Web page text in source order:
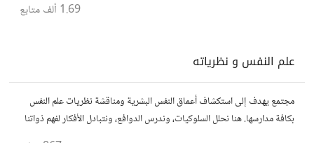
1.69 ألف متابع
علم النفس و نظرياته
مجتمع يهدف إلى استكشاف أعماق النفس البشرية ومناقشة نظريات علم النفس
بكافة مدارسها. هنا نحلل السلوكيات، وندرس الدوافع، ونتبادل الأفكار لفهم ذواتنا